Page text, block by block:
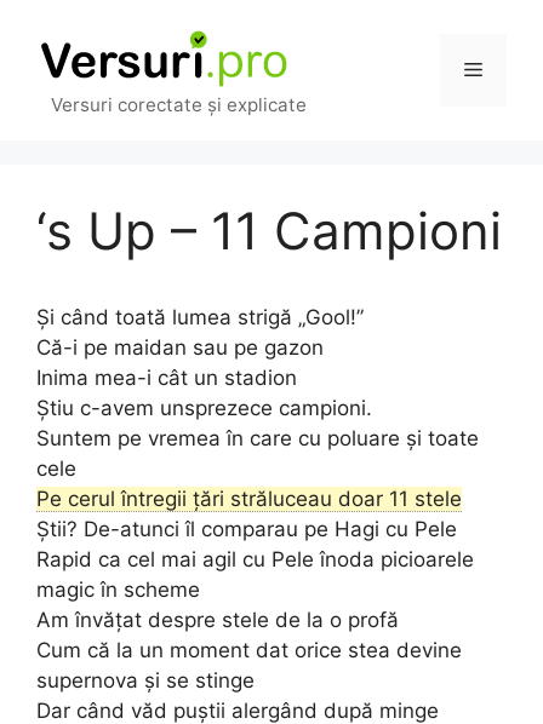
conținut
Versuri corectate și explicate
Meniu
‘s Up – 11 Campioni
Și când toată lumea strigă „Gool!”
Că-i pe maidan sau pe gazon
Inima mea-i cât un stadion
Știu c-avem unsprezece campioni.
Suntem pe vremea în care cu poluare și toate
cele
Pe cerul întregii țări străluceau doar 11 stele
Știi? De-atunci îl comparau pe Hagi cu Pele
Rapid ca cel mai agil cu Pele înoda picioarele
magic în scheme
Am învățat despre stele de la o profă
Cum că la un moment dat orice stea devine
supernova și se stinge
Dar când văd puștii alergând după minge